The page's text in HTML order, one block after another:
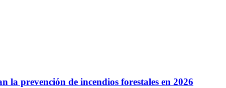
la prevención de incendios forestales en 2026